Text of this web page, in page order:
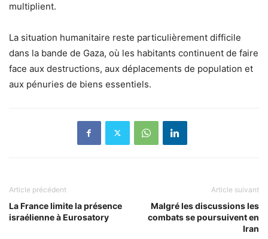
multiplient.
La situation humanitaire reste particulièrement difficile
dans la bande de Gaza, où les habitants continuent de faire
face aux destructions, aux déplacements de population et
aux pénuries de biens essentiels.
Article précédent
La France limite la présence
israélienne à Eurosatory
Article suivant
Malgré les discussions les
combats se poursuivent en
Iran